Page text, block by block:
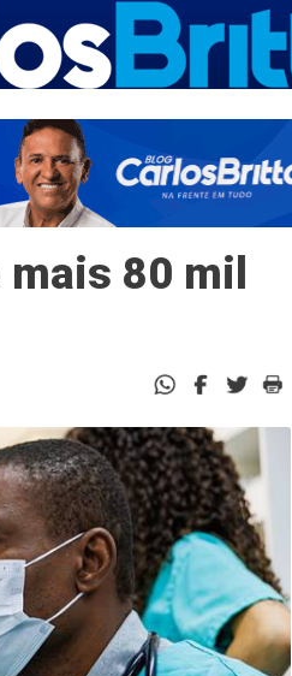
80 mil